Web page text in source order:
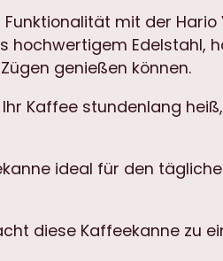
mit der
hochwertigem Edelstahl,
genießen können.
Kaffee stundenlang
ideal für den
diese Kaffeekanne zu